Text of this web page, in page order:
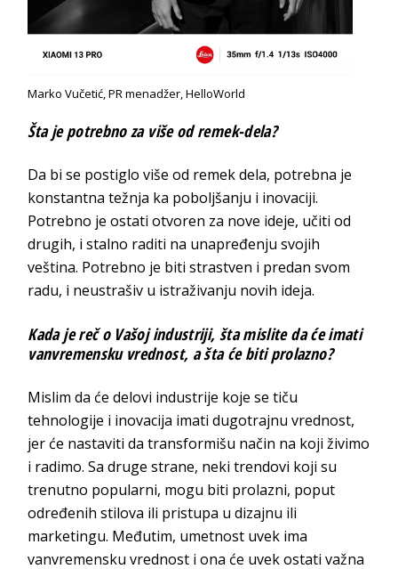
Marko Vučetić, PR menadžer, HelloWorld
Šta je potrebno za više od remek-dela?
Da bi se postiglo više od remek dela, potrebna je
konstantna težnja ka poboljšanju i inovaciji.
Potrebno je ostati otvoren za nove ideje, učiti od
drugih, i stalno raditi na unapređenju svojih
veština. Potrebno je biti strastven i predan svom
radu, i neustrašiv u istraživanju novih ideja.
Kada je reč o Vašoj industriji, šta mislite da će imati
vanvremensku vrednost, a šta će biti prolazno?
Mislim da će delovi industrije koje se tiču
tehnologije i inovacija imati dugotrajnu vrednost,
jer će nastaviti da transformišu način na koji živimo
i radimo. Sa druge strane, neki trendovi koji su
trenutno popularni, mogu biti prolazni, poput
određenih stilova ili pristupa u dizajnu ili
marketingu. Međutim, umetnost uvek ima
vanvremensku vrednost i ona će uvek ostati važna